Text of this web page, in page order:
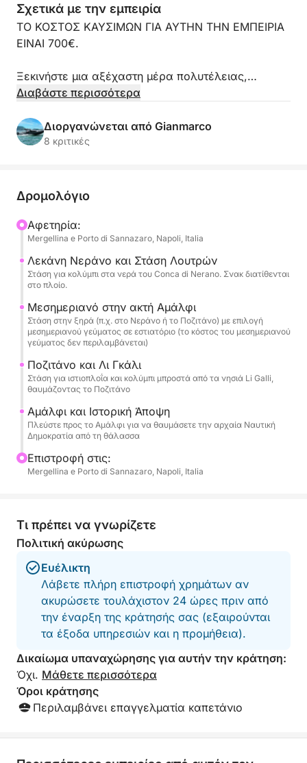
Σχετικά με την εμπειρία
ΤΟ ΚΟΣΤΟΣ ΚΑΥΣΙΜΩΝ ΓΙΑ ΑΥΤΗΝ ΤΗΝ ΕΜΠΕΙΡΙΑ
ΕΙΝΑΙ 700€.
Ξεκινήστε μια αξέχαστη μέρα πολυτέλειας,
ταχύτητας και ομορφιάς στον Κόλπο της Νάπολης
MARINE C38 (600hp). Με αναχώρηση από το
κομψό λιμάνι της Mergellina (Νάπολη), αυτή η
μαργαριτάρια της ακτής του Αμάλφι.
Η γρήγορη πλοήγηση θα σας επιτρέψει να
θαυμάσετε τα σύμβολα της Θεϊκής Ακτής: από το
διάσημο Conca di Nerano μέχρι το θρυλικό
Positano, από το ιστορικό Αμάλφι μέχρι τα μαγικά
νησιά Li Galli. Θα έχετε αρκετές ευκαιρίες να
απολαύσετε εκτεταμένα διαλείμματα κολύμβησης
στους πιο κρυστάλλινους κόλπους.
καλωσορίσει στο πλοίο ένα απεριτίφ
καλωσορίσματος και θα σας περιποιηθούν με σνακ
και ορεκτικά όλη την ημέρα. Στη διάθεσή σας:
απεριόριστα μη αλκοολούχα ποτά (AN) και ένα
μπουκάλι Prosecco για πρόποση.
Προγραμματίζεται μια στάση στην ακτή με την
επιλογή μεσημεριανού γεύματος σε ένα τυπικό
ένα υπαίθριο ντους.
Διαβάστε περισσότερα
Διοργανώνεται από Gianmarco
8 κριτικές
Δρομολόγιο
Αφετηρία:
Mergellina e Porto di Sannazaro, Napoli, Italia
Λεκάνη Νεράνο και Στάση Λουτρών
Στάση για κολύμπι στα νερά του Conca di Nerano. Σνακ διατίθενται
στο πλοίο.
Μεσημεριανό στην ακτή Αμάλφι
Στάση στην ξηρά (π.χ. στο Νεράνο ή το Ποζιτάνο) με επιλογή
μεσημεριανού γεύματος σε εστιατόριο (το κόστος του μεσημεριανού
γεύματος δεν περιλαμβάνεται)
Ποζιτάνο και Λι Γκάλι
Στάση για ιστιοπλοΐα και κολύμπι μπροστά από τα νησιά Li Galli,
θαυμάζοντας το Ποζιτάνο
Αμάλφι και Ιστορική Άποψη
Πλεύστε προς το Αμάλφι για να θαυμάσετε την αρχαία Ναυτική
Δημοκρατία από τη θάλασσα
Επιστροφή στις:
Mergellina e Porto di Sannazaro, Napoli, Italia
Τι πρέπει να γνωρίζετε
Πολιτική ακύρωσης
Ευέλικτη
Λάβετε πλήρη επιστροφή χρημάτων αν
ακυρώσετε τουλάχιστον 24 ώρες πριν από
την έναρξη της κράτησής σας (εξαιρούνται
τα έξοδα υπηρεσιών και η προμήθεια).
Δικαίωμα υπαναχώρησης για αυτήν την κράτηση:
Όχι. Μάθετε περισσότερα
Όροι κράτησης
Περιλαμβάνει επαγγελματία καπετάνιο